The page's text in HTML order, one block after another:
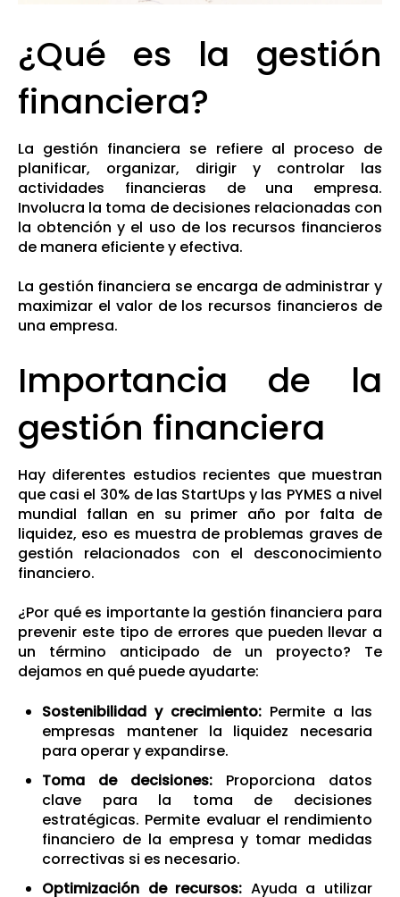
¿Qué es la gestión
financiera?
La gestión financiera se refiere al proceso de
planificar, organizar, dirigir y controlar las
actividades financieras de una empresa.
Involucra la toma de decisiones relacionadas con
la obtención y el uso de los recursos financieros
de manera eficiente y efectiva.
La gestión financiera se encarga de administrar y
maximizar el valor de los recursos financieros de
una empresa.
Importancia de la
gestión financiera
Hay diferentes estudios recientes que muestran
que casi el 30% de las StartUps y las PYMES a nivel
mundial fallan en su primer año por falta de
liquidez, eso es muestra de problemas graves de
gestión relacionados con el desconocimiento
financiero.
¿Por qué es importante la gestión financiera para
prevenir este tipo de errores que pueden llevar a
un término anticipado de un proyecto? Te
dejamos en qué puede ayudarte:
Sostenibilidad y crecimiento: Permite a las
empresas mantener la liquidez necesaria
para operar y expandirse.
Toma de decisiones: Proporciona datos
clave para la toma de decisiones
estratégicas. Permite evaluar el rendimiento
financiero de la empresa y tomar medidas
correctivas si es necesario.
Optimización de recursos: Ayuda a utilizar